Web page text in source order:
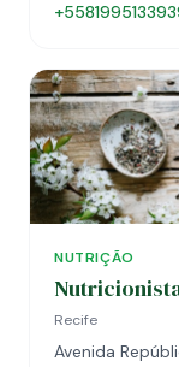
NUTRIÇÃO
Recife
Avenida